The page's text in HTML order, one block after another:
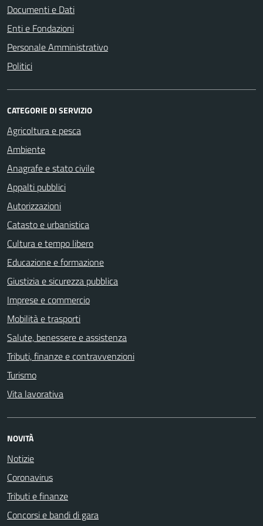
Documenti e Dati
Enti e Fondazioni
Personale Amministrativo
Politici
CATEGORIE DI SERVIZIO
Agricoltura e pesca
Ambiente
Anagrafe e stato civile
Appalti pubblici
Autorizzazioni
Catasto e urbanistica
Cultura e tempo libero
Educazione e formazione
Giustizia e sicurezza pubblica
Imprese e commercio
Mobilità e trasporti
Salute, benessere e assistenza
Tributi, finanze e contravvenzioni
Turismo
Vita lavorativa
NOVITÀ
Notizie
Coronavirus
Tributi e finanze
Concorsi e bandi di gara